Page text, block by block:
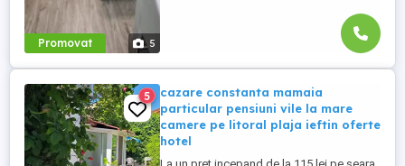
Promovat 5
5
cazare constanta mamaia
particular pensiuni vile la mare
camere pe litoral plaja ieftin oferte
hotel